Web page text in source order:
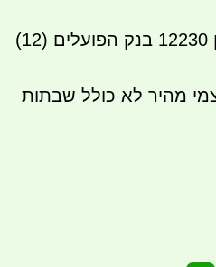
העברה בנקאית לחשבון 12230 בנק הפועלים (12)
מהיר לא כולל שבתות